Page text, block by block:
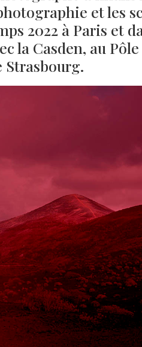
et les
2022 à Paris et
la Casden, au Pôle